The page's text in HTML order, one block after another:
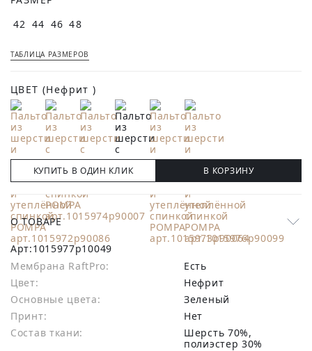
42 44 46 48
ТАБЛИЦА РАЗМЕРОВ
ЦВЕТ (Нефрит )
КУПИТЬ В ОДИН КЛИК В КОРЗИНУ
О ТОВАРЕ
Арт:1015977p10049
Мембрана RaftPro:
есть
Цвет:
Нефрит
Основные цвета:
зеленый
Принт:
Нет
Состав ткани:
шерсть 70%,
полиэстер 30%